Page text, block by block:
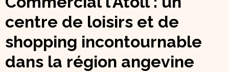
centre de loisirs et de
shopping incontournable
dans la région angevine